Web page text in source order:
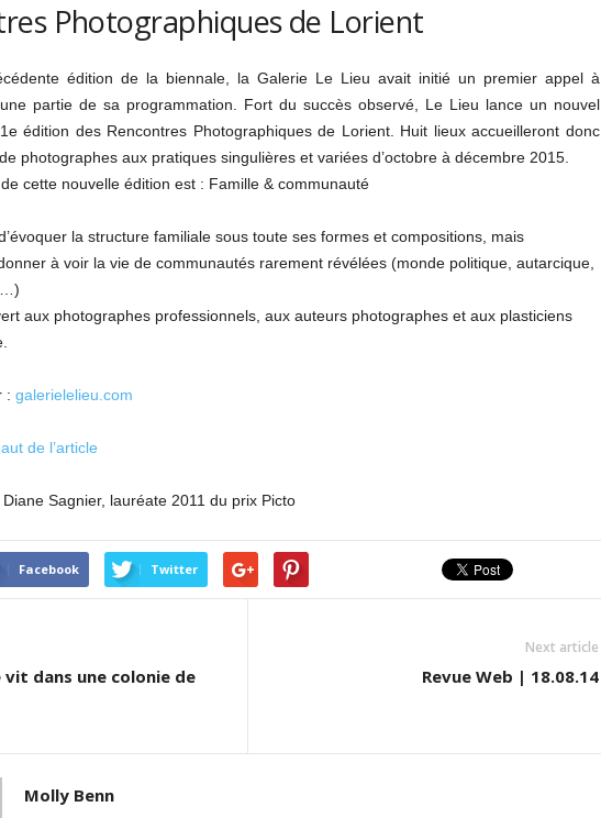
Photographiques de Lorient
édition de la biennale, la Galerie Le Lieu avait initié un premier appel à
partie de sa programmation. Fort du succès observé, Le Lieu lance un nouvel
édition des Rencontres Photographiques de Lorient. Huit lieux accueilleront donc
photographes aux pratiques singulières et variées d’octobre à décembre 2015.
cette nouvelle édition est : Famille & communauté
la structure familiale sous toute ses formes et compositions, mais
à voir la vie de communautés rarement révélées (monde politique, autarcique,
…)
aux photographes professionnels, aux auteurs photographes et aux plasticiens
: galerielelieu.com
de l’article
Sagnier, lauréate 2011 du prix Picto
Facebook Twitter
vit dans une colonie de
Next article
Revue Web | 18.08.14
Molly Benn